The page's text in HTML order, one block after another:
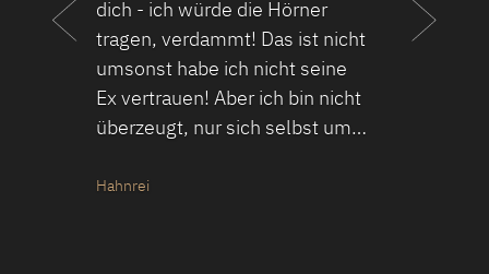
dich - ich würde die Hörner
tragen, verdammt! Das ist nicht
umsonst habe ich nicht seine
Ex vertrauen! Aber ich bin nicht
überzeugt, nur sich selbst um…
Hahnrei